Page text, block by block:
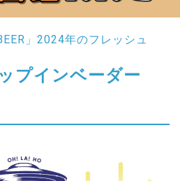
」 2024年のフレッシュ
プインベーダー